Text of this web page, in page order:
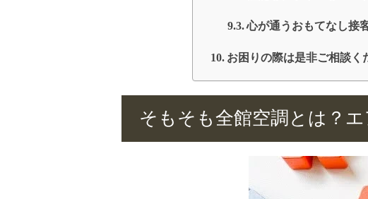
心が通うおもてなし接
お困りの際は是非ご相談く
そもそも全館空調とは？